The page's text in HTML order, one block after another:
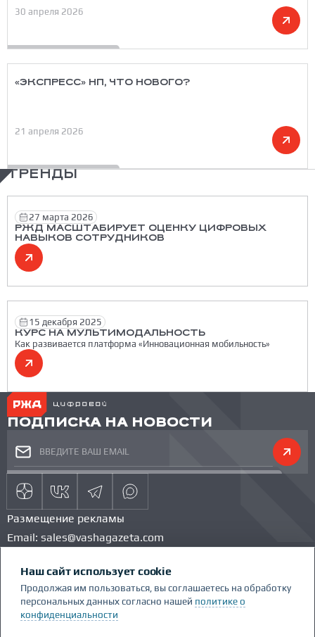
30 апреля 2026
«ЭКСПРЕСС» НП, ЧТО НОВОГО?
21 апреля 2026
ТРЕНДЫ
27 марта 2026
РЖД МАСШТАБИРУЕТ ОЦЕНКУ ЦИФРОВЫХ
НАВЫКОВ СОТРУДНИКОВ
15 декабря 2025
КУРС НА МУЛЬТИМОДАЛЬНОСТЬ
Как развивается платформа «Инновационная мобильность»
ПОДПИСКА НА НОВОСТИ
Размещение рекламы
Email: sales@vashagazeta.com
КОМАНДА ПРОЕКТА
КОНКУРС
ГЛОССАРИЙ
Сделано Люди.People
Наш сайт использует cookie
Продолжая им пользоваться, вы соглашаетесь на обработку
персональных данных согласно нашей политике о
конфиденциальности